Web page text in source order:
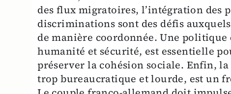
des flux migratoires, l’intégration des
discriminations sont des défis
de manière coordonnée. Une
humanité et sécurité, est essentielle
préserver la cohésion sociale. Enfin,
trop bureaucratique et lourde, est un